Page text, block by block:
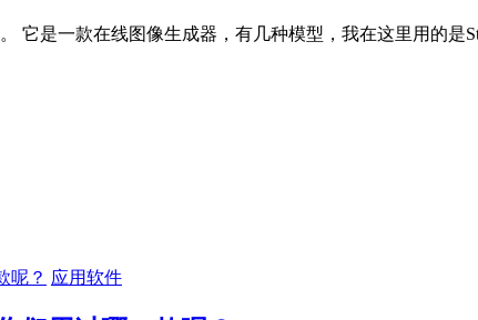
它是一款在线图像生成器，有几种模型，我在这里用的是
应用软件